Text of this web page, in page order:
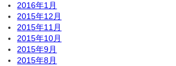
2016年1月
2015年12月
2015年11月
2015年10月
2015年9月
2015年8月